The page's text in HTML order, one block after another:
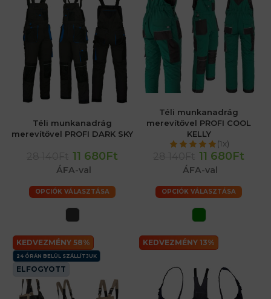
Téli munkanadrág
merevítővel PROFI DARK SKY
11 680Ft
ÁFA-val
OPCIÓK VÁLASZTÁSA
Téli munkanadrág
merevítővel PROFI COOL
KELLY
(1x)
11 680Ft
ÁFA-val
OPCIÓK VÁLASZTÁSA
KEDVEZMÉNY 58%
24 ÓRÁN BELÜL SZÁLLÍTJUK
ELFOGYOTT
KEDVEZMÉNY 13%